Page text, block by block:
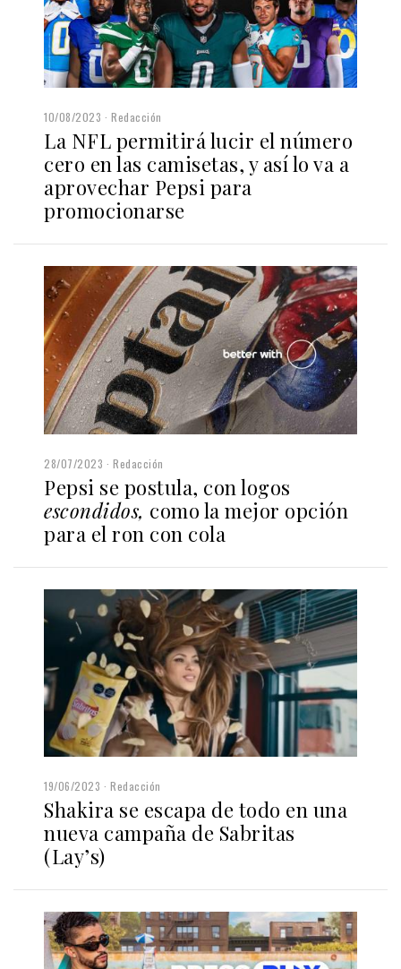
10/08/2023 Redacción
La NFL permitirá lucir el número
cero en las camisetas, y así lo va a
aprovechar Pepsi para
promocionarse
28/07/2023 Redacción
Pepsi se postula, con logos
escondidos, como la mejor opción
para el ron con cola
19/06/2023 Redacción
Shakira se escapa de todo en una
nueva campaña de Sabritas
(Lay’s)